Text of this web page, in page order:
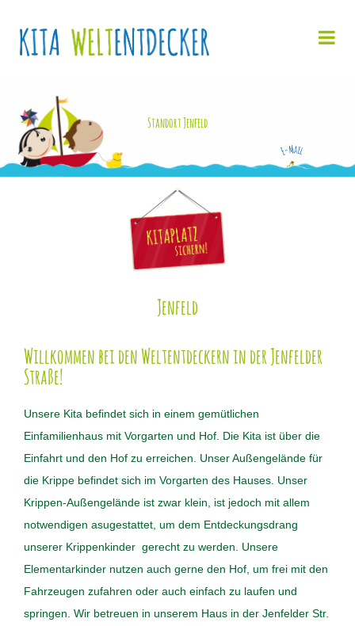
Standort Jenfeld
Jenfeld
Willkommen bei den Weltentdeckern in der Jenfelder
Straße!
Unsere Kita befindet sich in einem gemütlichen
Einfamilienhaus mit Vorgarten und Hof. Die Kita ist über die
Einfahrt und den Hof zu erreichen. Unser Außengelände für
die Krippe befindet sich im Vorgarten des Hauses. Unser
Krippen-Außengelände ist zwar klein, ist jedoch mit allem
notwendigen asugestattet, um dem Entdeckungsdrang
unserer Krippenkinder gerecht zu werden. Unsere
Elementarkinder nutzen auch gerne den Hof, um frei mit den
Fahrzeugen zufahren oder auch einfach zu laufen und
springen. Wir betreuen in unserem Haus in der Jenfelder Str.